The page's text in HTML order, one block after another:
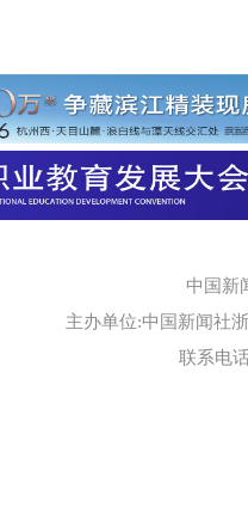
中国新
主办单位:中国新闻社
联系电